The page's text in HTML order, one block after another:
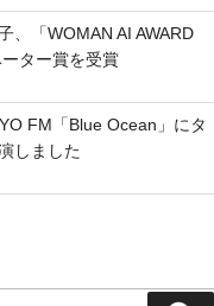
、「WOMAN AI AWARD
ター賞を受賞
FM「Blue Ocean」にタ
しました